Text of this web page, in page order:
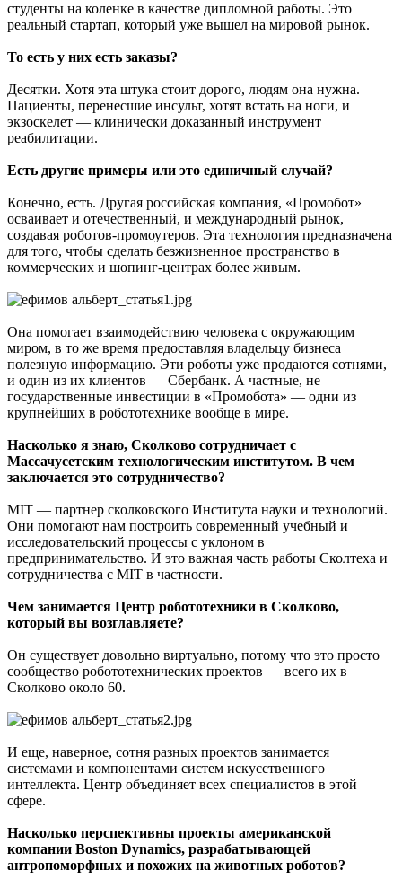
студенты на коленке в качестве дипломной работы. Это
реальный стартап, который уже вышел на мировой рынок.
То есть у них есть заказы?
Десятки. Хотя эта штука стоит дорого, людям она нужна.
Пациенты, перенесшие инсульт, хотят встать на ноги, и
экзоскелет — клинически доказанный инструмент
реабилитации.
Есть другие примеры или это единичный случай?
Конечно, есть. Другая российская компания, «Промобот»
осваивает и отечественный, и международный рынок,
создавая роботов-промоутеров. Эта технология предназначена
для того, чтобы сделать безжизненное пространство в
коммерческих и шопинг-центрах более живым.
Она помогает взаимодействию человека с окружающим
миром, в то же время предоставляя владельцу бизнеса
полезную информацию. Эти роботы уже продаются сотнями,
и один из их клиентов — Сбербанк. А частные, не
государственные инвестиции в «Промобота» — одни из
крупнейших в робототехнике вообще в мире.
Насколько я знаю, Сколково сотрудничает с
Массачусетским технологическим институтом. В чем
заключается это сотрудничество?
MIT — партнер сколковского Института науки и технологий.
Они помогают нам построить современный учебный и
исследовательский процессы с уклоном в
предпринимательство. И это важная часть работы Сколтеха и
сотрудничества с MIT в частности.
Чем занимается Центр робототехники в Сколково,
который вы возглавляете?
Он существует довольно виртуально, потому что это просто
сообщество робототехнических проектов — всего их в
Сколково около 60.
И еще, наверное, сотня разных проектов занимается
системами и компонентами систем искусственного
интеллекта. Центр объединяет всех специалистов в этой
сфере.
Насколько перспективны проекты американской
компании Boston Dynamics, разрабатывающей
антропоморфных и похожих на животных роботов?